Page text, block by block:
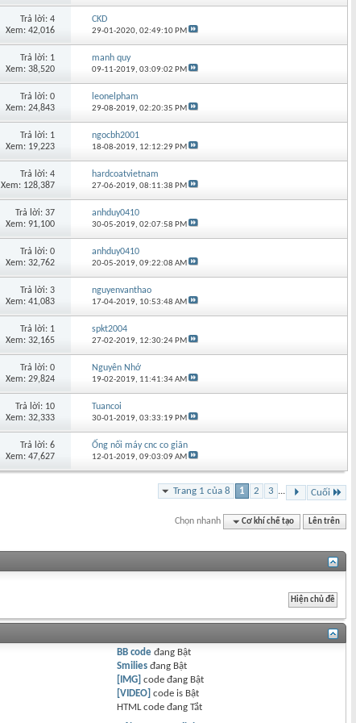
Trả lời: 4
Xem: 42,016
CKD
29-01-2020,02:49:10 PM
Trả lời: 1
Xem: 38,520
manh quy
09-11-2019,03:09:02 PM
Trả lời: 0
Xem: 24,843
leonelpham
29-08-2019,02:20:35 PM
Trả lời: 1
Xem: 19,223
ngocbh2001
18-08-2019, 12:12:29 PM
Trả lời: 4
Xem: 128,387
hardcoatvietnam
27-06-2019,08:11:38 PM
Trả lời: 37
Xem: 91,100
anhduy0410
30-05-2019,02:07:58 PM
Trả lời: 0
Xem: 32,762
anhduy0410
20-05-2019,09:22:08 AM
Trả lời: 3
Xem: 41,083
nguyenvanthao
17-04-2019, 10:53:48 AM
Trả lời: 1
Xem: 32,165
spkt2004
27-02-2019, 12:30:24 PM
Trả lời: 0
Xem: 29,824
Nguyên Nhớ
19-02-2019, 11:41:34 AM
Trả lời: 10
Xem: 32,333
Tuancoi
30-01-2019,03:33:19 PM
Trả lời: 6
Xem: 47,627
Ống nối máy cnc co giãn
12-01-2019,09:03:09 AM
Trang 1 của 8 1 2 3 ... Cuối
Chọn nhanh Cơ khí chế tạo Lên trên
BB code đang Bật
Smilies đang Bật
[IMG] code đang Bật
[VIDEO] code is Bật
HTML code đangTắt